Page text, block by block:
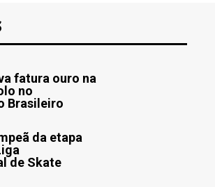
fatura ouro na
no
Brasileiro
da etapa
de Skate